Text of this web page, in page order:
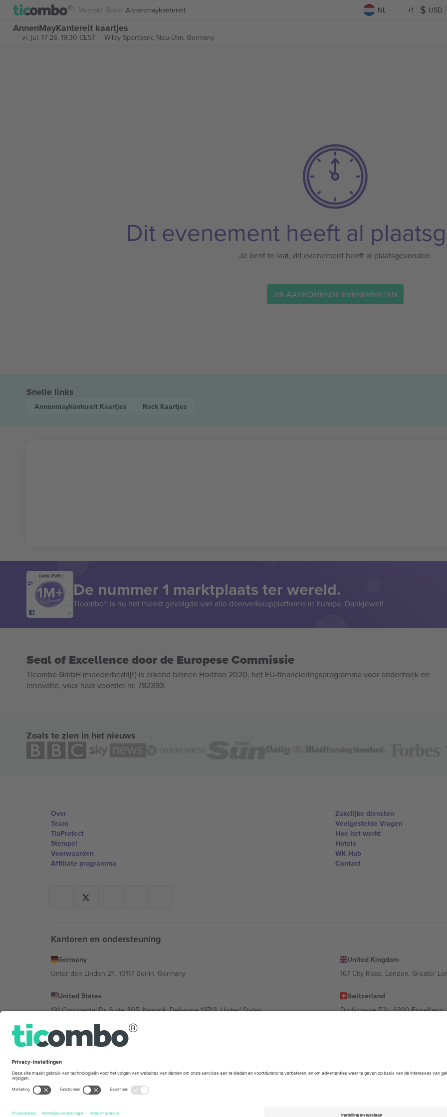
Muziek Rock Annenmaykantereit NL +1 USD
AnnenMayKantereit kaartjes
vr, jul. 17 26, 19:30 CEST Wiley Sportpark, Neu-Ulm, Germany
Dit evenement heeft al
Je bent te laat, dit evenement heeft al plaatsgevonden.
ZIE AANKOMENDE EVENEMENTEN
Snelle links
Annenmaykantereit Kaartjes Rock Kaartjes
DANKJEWEL!
De nummer 1 marktplaats ter wereld.
Ticombo® is nu het meest gevolgde van alle doorverkoopplatforms in Europa. Dankjewel!
Seal of Excellence door de Europese Commissie
Ticombo GmbH (moederbedrijf) is erkend binnen Horizon 2020, het EU-financieringsprogramma voor onderzoek en
innovatie, voor haar voorstel nr. 782393.
Zoals te zien in het nieuws
Over
Team
TixProtect
Stempel
Voorwaarden
Affiliate programma
Zakelijke diensten
Veelgestelde Vragen
Hoe het werkt
Hotels
WK Hub
Contact
Kantoren en ondersteuning
Germany
Unter den Linden 24, 10117 Berlin, Germany
United Kingdom
167 City Road, London, Greater
United States
131 Continental Dr, Suite 305, Newark, Delaware 19713, United States
Switzerland
Dorfstrasse 52a, 6390 Engelberg,
Bulgaria
Regus Sofia City West, bul Totleben 53-55, 1606 Sofia, Bulgaria
Mexico
Av Chapultepec 360, Roma Norte, Cuauhtémoc, 06700 Ciudad de México, CDMX, Mexico
het evenement, het impressum en de voorwaarden.,
© 2026 Ticombo. Alle rechten voorbehouden.